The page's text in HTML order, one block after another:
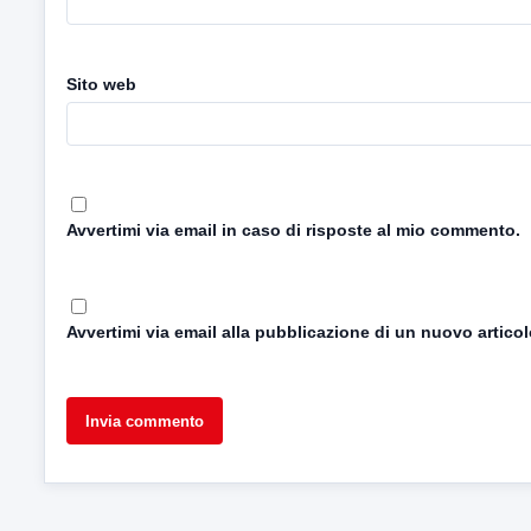
Sito web
Avvertimi via email in caso di risposte al mio commento.
Avvertimi via email alla pubblicazione di un nuovo